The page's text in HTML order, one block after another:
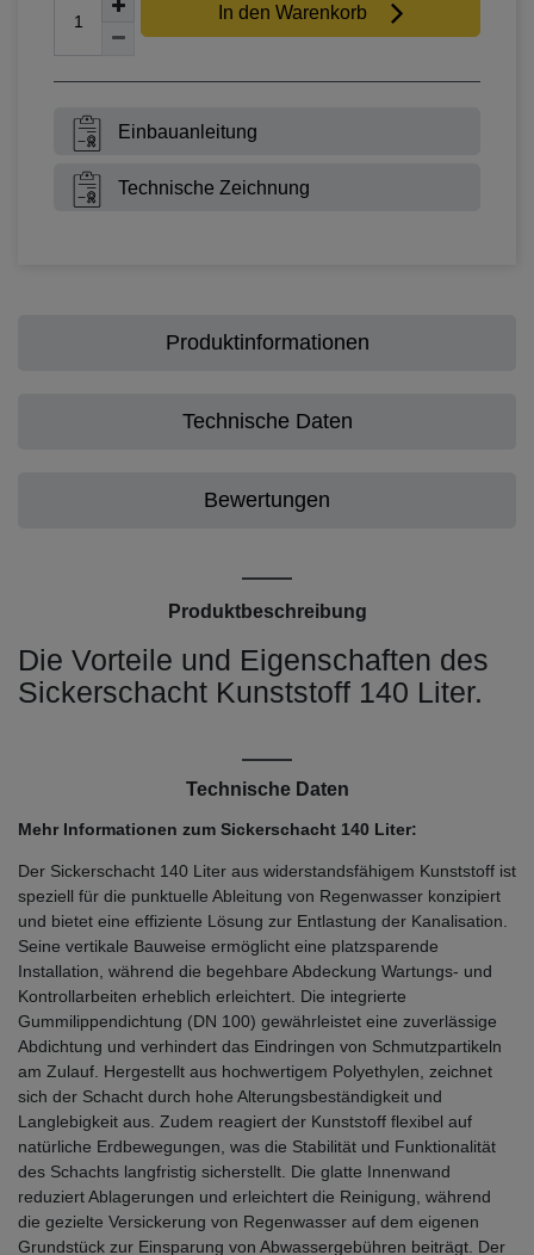
In den Warenkorb
Einbauanleitung
Technische Zeichnung
Produktinformationen
Technische Daten
Bewertungen
Produktbeschreibung
Die Vorteile und Eigenschaften des
Sickerschacht Kunststoff 140 Liter.
Technische Daten
Mehr Informationen zum Sickerschacht 140 Liter:
Der Sickerschacht 140 Liter aus widerstandsfähigem Kunststoff ist
speziell für die punktuelle Ableitung von Regenwasser konzipiert
und bietet eine effiziente Lösung zur Entlastung der Kanalisation.
Seine vertikale Bauweise ermöglicht eine platzsparende
Installation, während die begehbare Abdeckung Wartungs- und
Kontrollarbeiten erheblich erleichtert. Die integrierte
Gummilippendichtung (DN 100) gewährleistet eine zuverlässige
Abdichtung und verhindert das Eindringen von Schmutzpartikeln
am Zulauf. Hergestellt aus hochwertigem Polyethylen, zeichnet
sich der Schacht durch hohe Alterungsbeständigkeit und
Langlebigkeit aus. Zudem reagiert der Kunststoff flexibel auf
natürliche Erdbewegungen, was die Stabilität und Funktionalität
des Schachts langfristig sicherstellt. Die glatte Innenwand
reduziert Ablagerungen und erleichtert die Reinigung, während
die gezielte Versickerung von Regenwasser auf dem eigenen
Grundstück zur Einsparung von Abwassergebühren beiträgt. Der